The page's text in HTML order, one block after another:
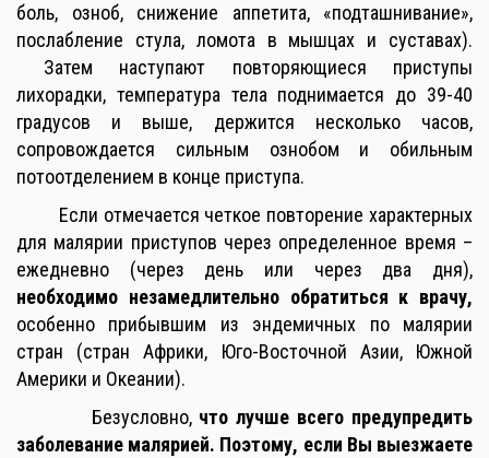
боль, озноб, снижение аппетита, «подташнивание»,
послабление стула, ломота в мышцах и суставах).
Затем наступают повторяющиеся приступы
лихорадки, температура тела поднимается до 39-40
градусов и выше, держится несколько часов,
сопровождается сильным ознобом и обильным
потоотделением в конце приступа.
Если отмечается четкое повторение характерных
для малярии приступов через определенное время –
ежедневно (через день или через два дня),
необходимо незамедлительно обратиться к врачу,
особенно прибывшим из эндемичных по малярии
стран (стран Африки, Юго-Восточной Азии, Южной
Америки и Океании).
Безусловно, что лучше всего предупредить
заболевание малярией. Поэтому, если Вы выезжаете